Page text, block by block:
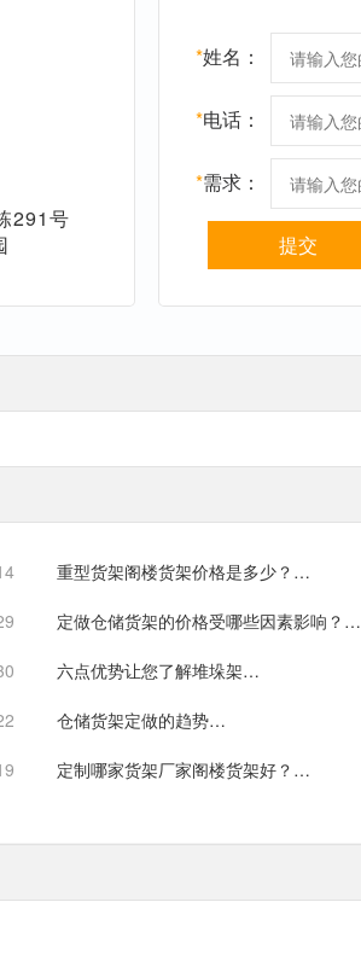
291号
*姓名：
*电话：
*需求：
提交
重型货架阁楼货架价格是多少？…
定做仓储货架的价格受哪些因素影响？…
六点优势让您了解堆垛架…
仓储货架定做的趋势…
定制哪家货架厂家阁楼货架好？…